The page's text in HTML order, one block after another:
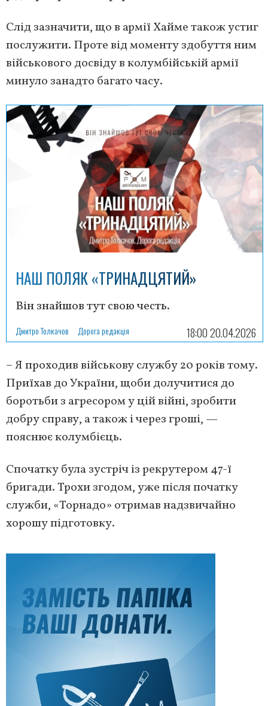
Слід зазначити, що в армії Хайме також устиг
послужити. Проте від моменту здобуття ним
військового досвіду в колумбійській армії
минуло занадто багато часу.
НАШ ПОЛЯК «ТРИНАДЦЯТИЙ»
Він знайшов тут свою честь.
Дмитро Толкачов Дорога редакція 18:00 20.04.2026
– Я проходив військову службу 20 років тому.
Приїхав до України, щоби долучитися до
боротьби з агресором у цій війні, зробити
добру справу, а також і через гроші, —
пояснює колумбієць.
Спочатку була зустріч із рекрутером 47-ї
бригади. Трохи згодом, уже після початку
служби, «Торнадо» отримав надзвичайно
хорошу підготовку.